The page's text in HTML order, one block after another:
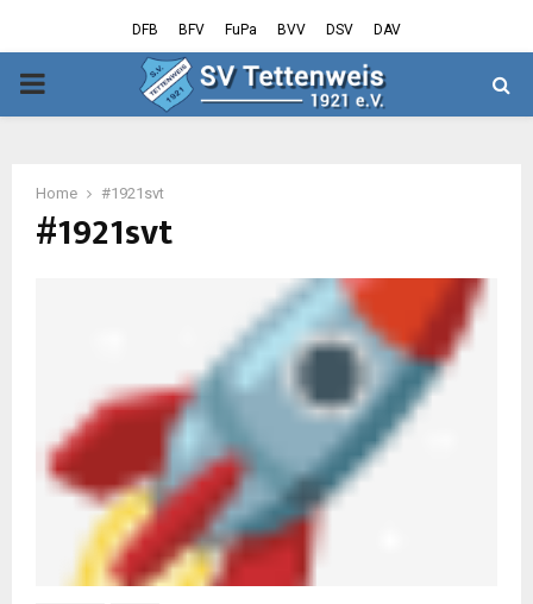
DFB BFV FuPa BVV DSV DAV
PRIMARY
Home #1921svt
#1921svt